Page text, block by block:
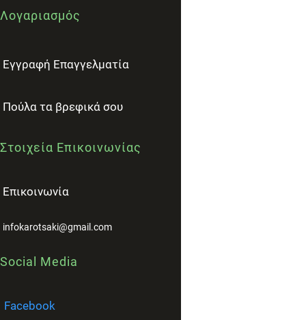
Λογαριασμός
Εγγραφή Επαγγελματία
Πούλα τα βρεφικά σου
Στοιχεία Επικοινωνίας
Επικοινωνία
infokarotsaki@gmail.com
Social Media
Facebook